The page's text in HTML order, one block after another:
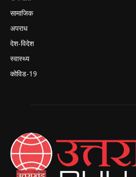
सामाजिक
अपराध
देश-विदेश
स्वास्थ्य
कोविड-19